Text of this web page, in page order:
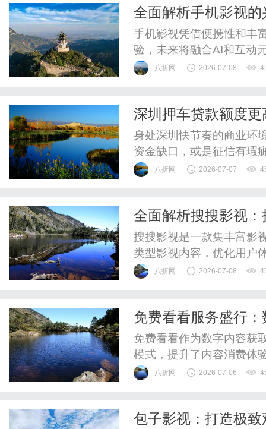
全都没有系统梳理过，等
全面解析手机影视
手机影视凭借便携性和丰
验，未来将融合AI和互动
八折网 2026-07-08
深圳押车贷款额度
身处深圳快节奏的商业环
资金缺口，或是征信有瑕
满足需求。此时深圳押车
贷款模式最大的亮点就是
八折网 2026-07-07
全面解析搜搜影视
搜搜影视是一款集丰富影
类型影视内容，优化用户
八折网 2026-07-08
免费看看服务盛行
免费看看作为数字内容获
模式，提升了内容消费体
和用户体验的挑战。
八折网 2026-07-06
包子影视：打造极